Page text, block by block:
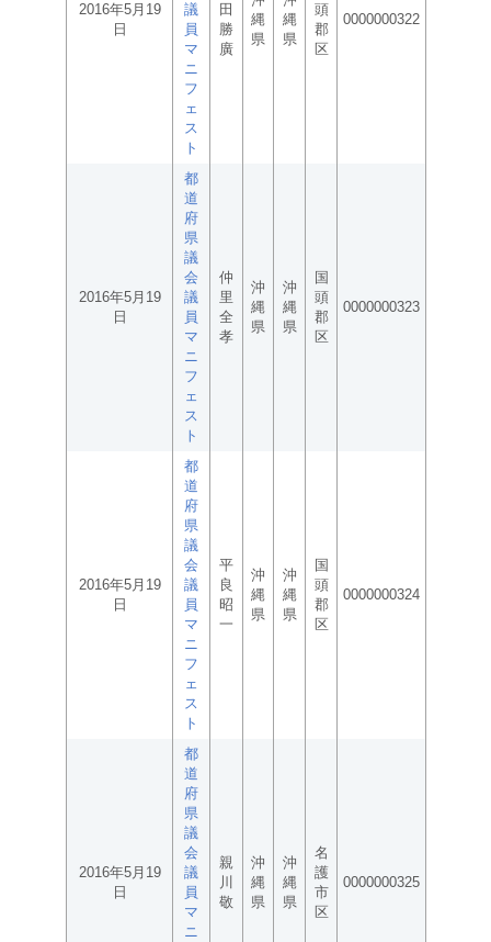
2016年5月19
日
議
員
マ
ニ
フ
ェ
ス
ト
田
勝
廣
縄
県
縄
県
頭
郡
区
0000000322
2016年5月19
日
都
道
府
県
議
会
議
員
マ
ニ
フ
ェ
ス
ト
仲
里
全
孝
沖
縄
県
沖
縄
県
国
頭
郡
区
0000000323
2016年5月19
日
都
道
府
県
議
会
議
員
マ
ニ
フ
ェ
ス
ト
平
良
昭
一
沖
縄
県
沖
縄
県
国
頭
郡
区
0000000324
2016年5月19
日
都
道
府
県
議
会
議
員
マ
ニ
親
川
敬
沖
縄
県
沖
縄
県
名
護
市
区
0000000325